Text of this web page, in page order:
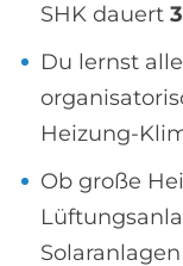
SHK dauert
Du lernst alle
Heizung-
Ob große